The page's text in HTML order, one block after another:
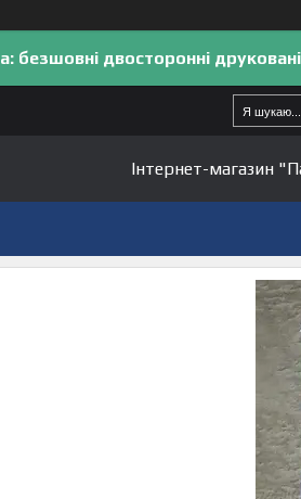
безшовні двосторонні
Інтернет-магазин